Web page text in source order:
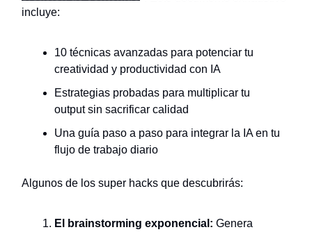
incluye:
10 técnicas avanzadas para potenciar tu
creatividad y productividad con IA
Estrategias probadas para multiplicar tu
output sin sacrificar calidad
Una guía paso a paso para integrar la IA en tu
flujo de trabajo diario
Algunos de los super hacks que descubrirás:
El brainstorming exponencial: Genera